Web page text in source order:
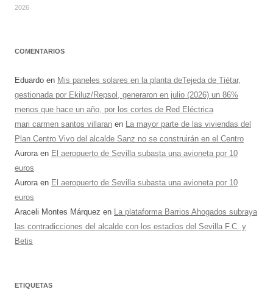
2026
COMENTARIOS
Eduardo en Mis paneles solares en la planta deTejeda de Tiétar,
gestionada por Ekiluz/Repsol, generaron en julio (2026) un 86%
menos que hace un año, por los cortes de Red Eléctrica
mari carmen santos villaran en La mayor parte de las viviendas del
Plan Centro Vivo del alcalde Sanz no se construirán en el Centro
Auroraen El aeropuerto de Sevilla subasta una avioneta por 10
euros
Auroraen El aeropuerto de Sevilla subasta una avioneta por 10
euros
Araceli Montes Márquez en La plataforma Barrios Ahogados subraya
las contradicciones del alcalde con los estadios del Sevilla F.C. y
Betis
ETIQUETAS